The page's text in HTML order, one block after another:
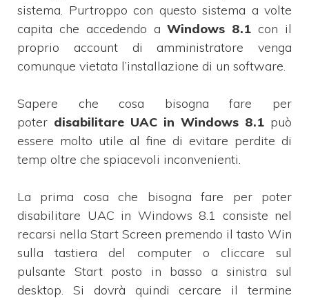
sistema. Purtroppo con questo sistema a volte
capita che accedendo aWindows 8.1 con il
proprio account di amministratore venga
comunque vietata l’installazione di un software.
Sapere che cosa bisogna fare per
poter disabilitare UAC in Windows 8.1 può
essere molto utile al fine di evitare perdite di
temp oltre che spiacevoli inconvenienti.
La prima cosa che bisogna fare per poter
disabilitare UAC in Windows 8.1 consiste nel
recarsi nella Start Screen premendo il tasto Win
sulla tastiera del computer o cliccare sul
pulsante Start posto in basso a sinistra sul
desktop. Si dovrà quindi cercare il termine